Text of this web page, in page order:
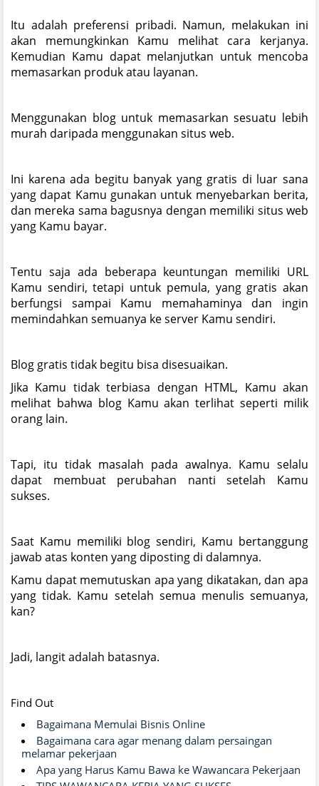
Itu adalah preferensi pribadi. Namun, melakukan ini
akan memungkinkan Kamu melihat cara kerjanya.
Kemudian Kamu dapat melanjutkan untuk mencoba
memasarkan produk atau layanan.
Menggunakan blog untuk memasarkan sesuatu lebih
murah daripada menggunakan situs web.
Ini karena ada begitu banyak yang gratis di luar sana
yang dapat Kamu gunakan untuk menyebarkan berita,
dan mereka sama bagusnya dengan memiliki situs web
yang Kamu bayar.
Tentu saja ada beberapa keuntungan memiliki URL
Kamu sendiri, tetapi untuk pemula, yang gratis akan
berfungsi sampai Kamu memahaminya dan ingin
memindahkan semuanya ke server Kamu sendiri.
Blog gratis tidak begitu bisa disesuaikan.
Jika Kamu tidak terbiasa dengan HTML, Kamu akan
melihat bahwa blog Kamu akan terlihat seperti milik
orang lain.
Tapi, itu tidak masalah pada awalnya. Kamu selalu
dapat membuat perubahan nanti setelah Kamu
sukses.
Saat Kamu memiliki blog sendiri, Kamu bertanggung
jawab atas konten yang diposting di dalamnya.
Kamu dapat memutuskan apa yang dikatakan, dan apa
yang tidak. Kamu setelah semua menulis semuanya,
kan?
Jadi, langit adalah batasnya.
Find Out
Bagaimana Memulai Bisnis Online
Bagaimana cara agar menang dalam persaingan
melamar pekerjaan
Apa yang Harus Kamu Bawa ke Wawancara Pekerjaan